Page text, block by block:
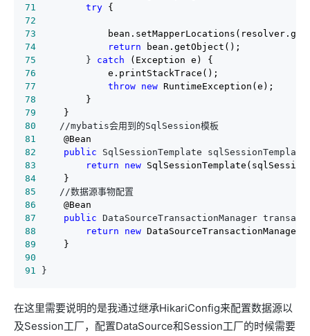
71
try
72
73
74
return
75
         }
catch
76
77
throw new
78
79
80
81
82
public SqlSessionTemplate
83
return
new
84
85
86
87
public DataSourceTransactionManager
88
return
new
89
90
91
}
在这里需要说明的是我通过继承HikariConfig来配置数据源以
及Session工厂，配置DataSource和Session工厂的时候需要